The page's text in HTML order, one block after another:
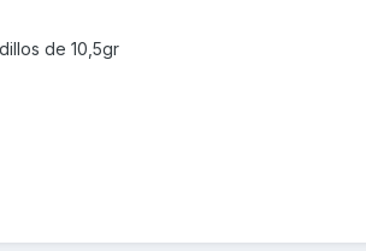
de 10,5gr